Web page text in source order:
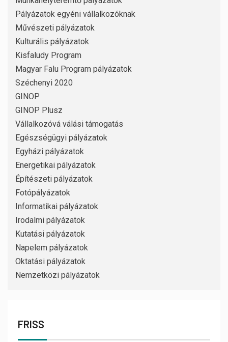
Pályázatok egyéni vállalkozóknak
Művészeti pályázatok
Kulturális pályázatok
Kisfaludy Program
Magyar Falu Program pályázatok
Széchenyi 2020
GINOP
GINOP Plusz
Vállalkozóvá válási támogatás
Egészségügyi pályázatok
Egyházi pályázatok
Energetikai pályázatok
Építészeti pályázatok
Fotópályázatok
Informatikai pályázatok
Irodalmi pályázatok
Kutatási pályázatok
Napelem pályázatok
Oktatási pályázatok
Nemzetközi pályázatok
FRISS